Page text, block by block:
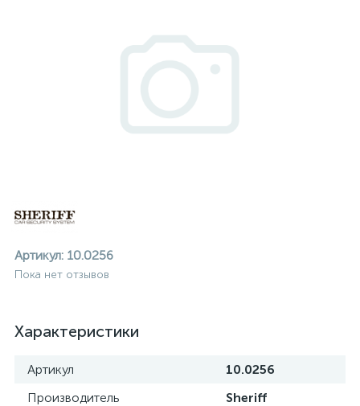
Артикул: 10.0256
Пока нет отзывов
Характеристики
Артикул
10.0256
Производитель
Sheriff